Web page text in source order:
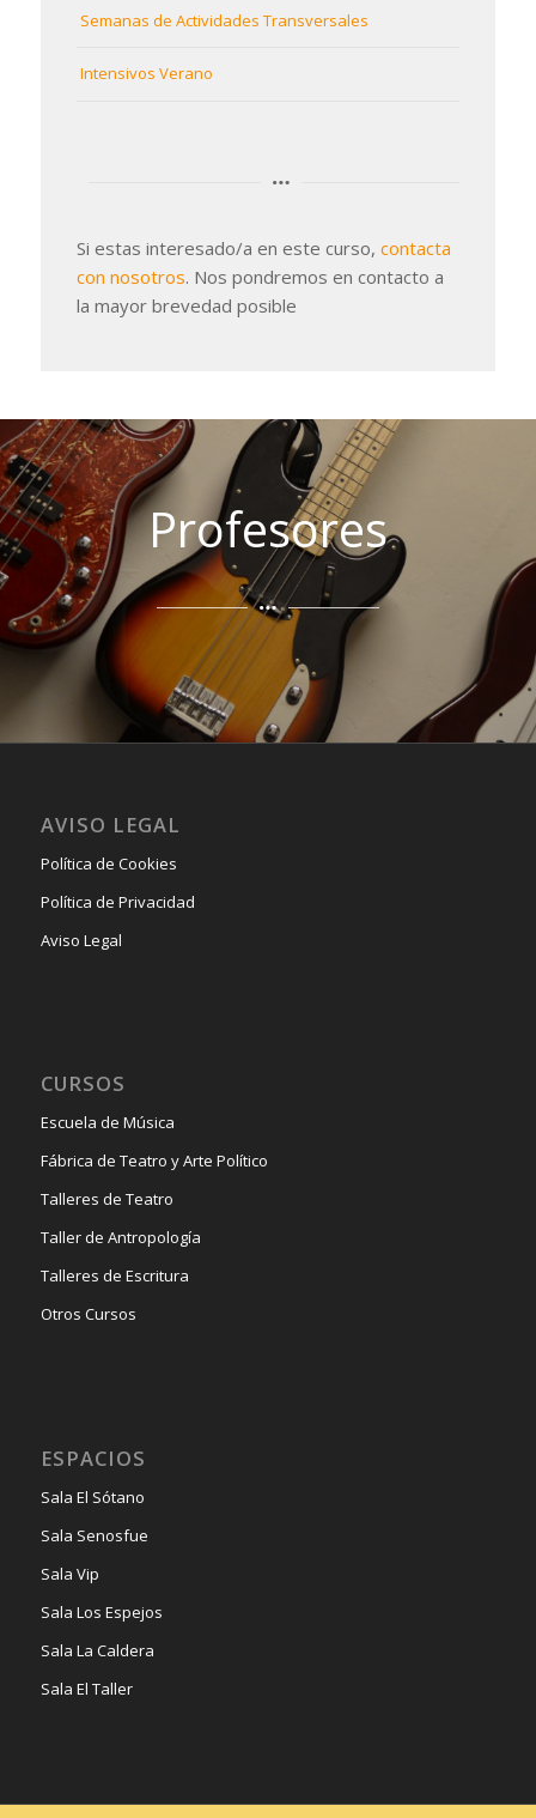
Semanas de Actividades Transversales
Intensivos Verano
Si estas interesado/a en este curso, contacta
con nosotros. Nos pondremos en contacto a
la mayor brevedad posible
Profesores
AVISO LEGAL
Política de Cookies
Política de Privacidad
Aviso Legal
CURSOS
Escuela de Música
Fábrica de Teatro y Arte Político
Talleres de Teatro
Taller de Antropología
Talleres de Escritura
Otros Cursos
ESPACIOS
Sala El Sótano
Sala Senosfue
Sala Vip
Sala Los Espejos
Sala La Caldera
Sala El Taller